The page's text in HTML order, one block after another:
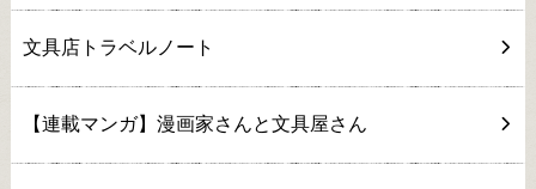
文具店トラベルノート
【連載マンガ】漫画家さんと文具屋さん